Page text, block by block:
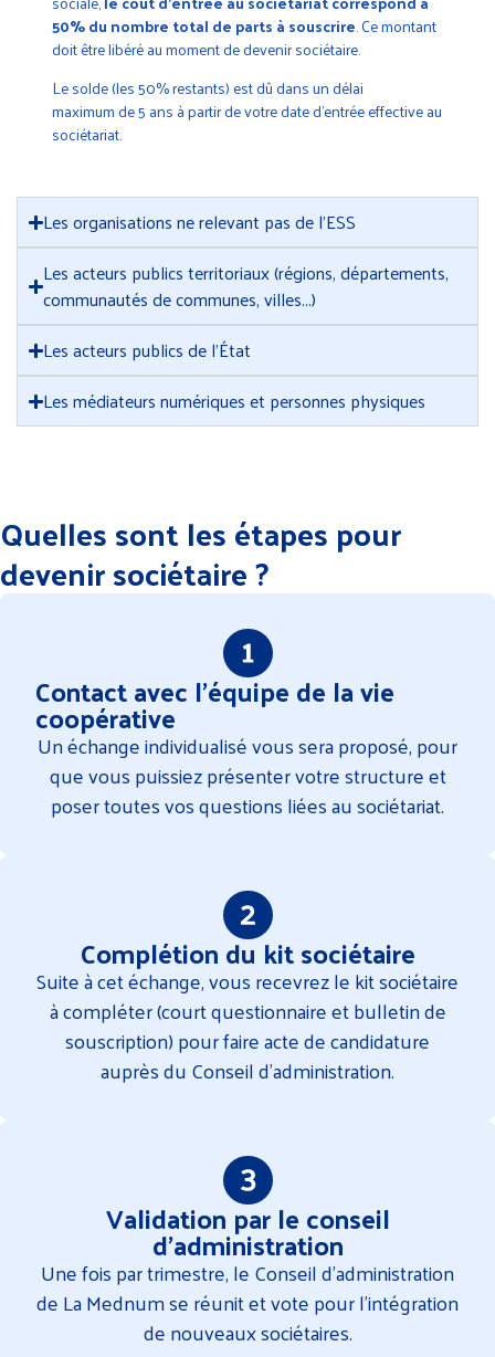
50% du nombre total de parts à souscrire. Ce montant
doit être libéré au moment de devenir sociétaire.
Le solde (les 50% restants) est dû dans un délai
maximum de 5 ans à partir de votre date d’entrée effective au
sociétariat.
Les organisations ne relevant pas de l'ESS
Les acteurs publics territoriaux (régions, départements,
communautés de communes, villes...)
Les acteurs publics de l'État
Les médiateurs numériques et personnes physiques
Quelles sont les étapes pour
devenir sociétaire ?
Contact avec l'équipe de la vie
coopérative
Un échange individualisé vous sera proposé, pour
que vous puissiez présenter votre structure et
poser toutes vos questions liées au sociétariat.
Complétion du kit sociétaire
Suite à cet échange, vous recevrez le kit sociétaire
à compléter (court questionnaire et bulletin de
souscription) pour faire acte de candidature
auprès du Conseil d’administration.
Validation par le conseil
d'administration
Une fois par trimestre, le Conseil d’administration
de La Mednum se réunit et vote pour l’intégration
de nouveaux sociétaires.